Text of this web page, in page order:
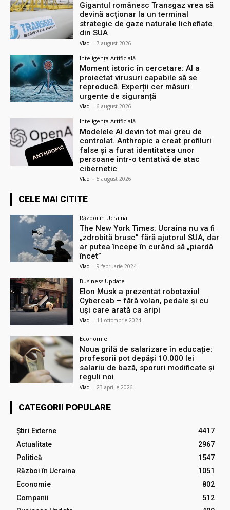
Gigantul românesc Transgaz vrea să
devină acționar la un terminal
strategic de gaze naturale lichefiate
din SUA
Vlad - 7 august 2026
Inteligența Artificială
Moment istoric în cercetare: AI a
proiectat virusuri capabile să se
reproducă. Experții cer măsuri
urgente de siguranță
Vlad - 6 august 2026
Inteligența Artificială
Modelele AI devin tot mai greu de
controlat. Anthropic a creat profiluri
false și a furat identitatea unor
persoane într-o tentativă de atac
cibernetic
Vlad - 5 august 2026
CELE MAI CITITE
Război în Ucraina
The New York Times: Ucraina nu va fi
„zdrobită brusc” fără ajutorul SUA, dar
ar putea începe în curând să „piardă
încet”
Vlad - 9 februarie 2024
Business Update
Elon Musk a prezentat robotaxiul
Cyberсab – fără volan, pedale și cu
uși care arată ca aripi
Vlad - 11 octombrie 2024
Economie
Noua grilă de salarizare în educație:
profesorii pot depăși 10.000 lei
salariu de bază, sporuri modificate și
reguli noi
Vlad - 23 aprilie 2026
CATEGORII POPULARE
Știri Externe
4417
Actualitate
2967
Politică
1547
Război în Ucraina
1051
Economie
802
Companii
512